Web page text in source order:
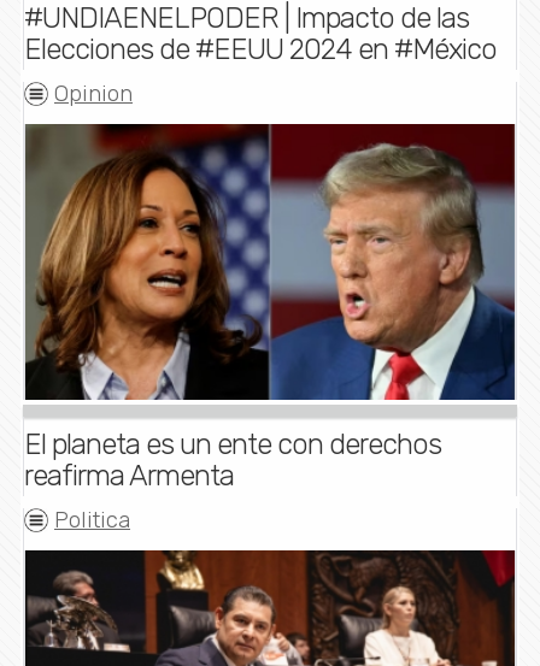
#UNDIAENELPODER | Impacto de las
Elecciones de #EEUU 2024 en #México
Opinion
El planeta es un ente con derechos
reafirma Armenta
Politica